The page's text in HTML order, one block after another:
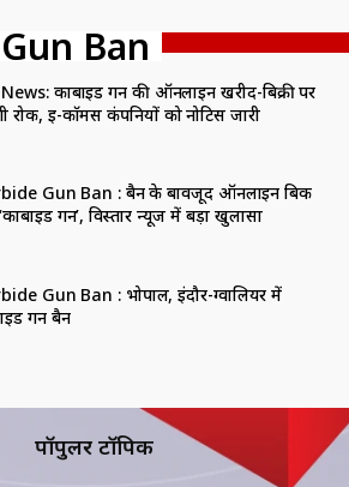
Ban
कार्बाइड गन की ऑनलाइन खरीद-बिक्री पर
रोक, ई-कॉमर्स कंपनियों को नोटिस जारी
Gun Ban : बैन के बावजूद ऑनलाइन बिक
गन’, विस्तार न्यूज में बड़ा खुलासा
Gun Ban : भोपाल, इंदौर-ग्वालियर में
गन बैन
पॉपुलर टॉपिक